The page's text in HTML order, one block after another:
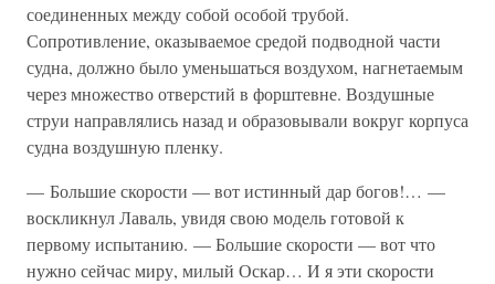
соединенных между собой особой трубой.
Сопротивление, оказываемое средой подводной части
судна, должно было уменьшаться воздухом, нагнетаемым
через множество отверстий в форштевне. Воздушные
струи направлялись назад и образовывали вокруг корпуса
судна воздушную пленку.
— Большие скорости — вот истинный дар богов!… —
воскликнул Лаваль, увидя свою модель готовой к
первому испытанию. — Большие скорости — вот что
нужно сейчас миру, милый Оскар… И я эти скорости